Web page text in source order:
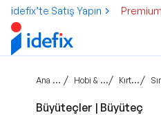
idefix’te Satış Yapın
Ana sayfa / Hobi & Kültür / Kırtasiye /
Büyüteçler | Büyüteç